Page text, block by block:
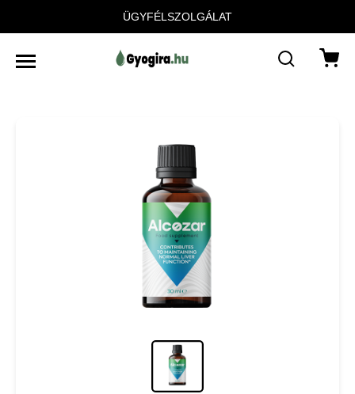
ÜGYFÉLSZOLGÁLAT